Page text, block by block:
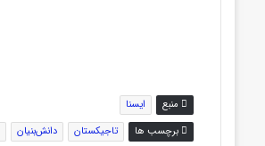
منبع
ایسنا
برچسب ها
تاجیکستان دانش‌بنیان